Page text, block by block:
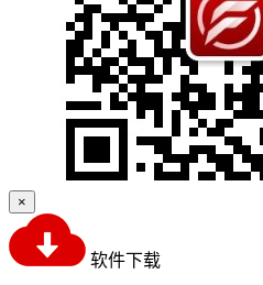
×
软件下载